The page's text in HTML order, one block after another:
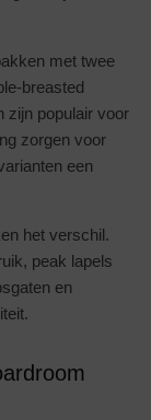
met twee
breasted
zijn populair voor
zorgen voor
een
het verschil.
peak lapels
en